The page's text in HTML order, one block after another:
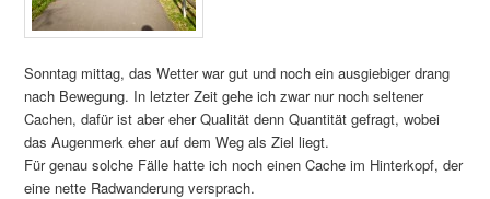
Sonntag mittag, das Wetter war gut und noch ein ausgiebiger drang
nach Bewegung. In letzter Zeit gehe ich zwar nur noch seltener
Cachen, dafür ist aber eher Qualität denn Quantität gefragt, wobei
das Augenmerk eher auf dem Weg als Ziel liegt.
Für genau solche Fälle hatte ich noch einen Cache im Hinterkopf, der
eine nette Radwanderung versprach.